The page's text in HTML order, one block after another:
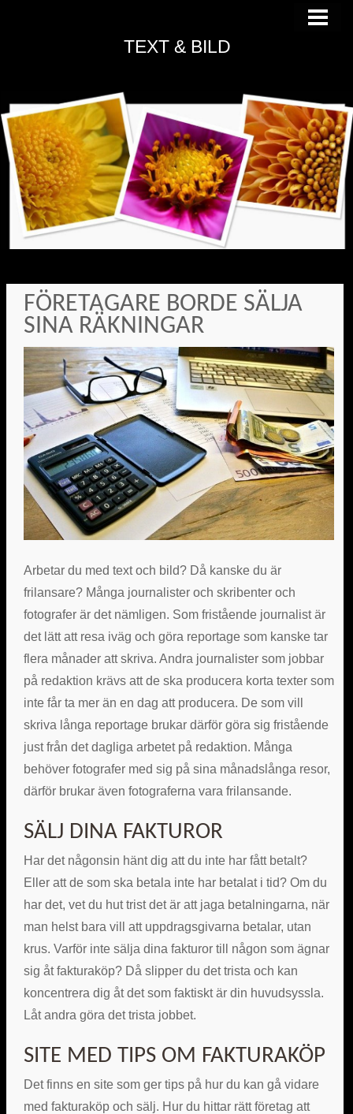
TEXT & BILD
FÖRETAGARE BORDE SÄLJA
SINA RÄKNINGAR
Arbetar du med text och bild? Då kanske du är
frilansare? Många journalister och skribenter och
fotografer är det nämligen. Som fristående journalist är
det lätt att resa iväg och göra reportage som kanske tar
flera månader att skriva. Andra journalister som jobbar
på redaktion krävs att de ska producera korta texter som
inte får ta mer än en dag att producera. De som vill
skriva långa reportage brukar därför göra sig fristående
just från det dagliga arbetet på redaktion. Många
behöver fotografer med sig på sina månadslånga resor,
därför brukar även fotograferna vara frilansande.
SÄLJ DINA FAKTUROR
Har det någonsin hänt dig att du inte har fått betalt?
Eller att de som ska betala inte har betalat i tid? Om du
har det, vet du hut trist det är att jaga betalningarna, när
man helst bara vill att uppdragsgivarna betalar, utan
krus. Varför inte sälja dina fakturor till någon som ägnar
sig åt fakturaköp? Då slipper du det trista och kan
koncentrera dig åt det som faktiskt är din huvudsyssla.
Låt andra göra det trista jobbet.
SITE MED TIPS OM FAKTURAKÖP
Det finns en site som ger tips på hur du kan gå vidare
med fakturaköp och sälj. Hur du hittar rätt företag att